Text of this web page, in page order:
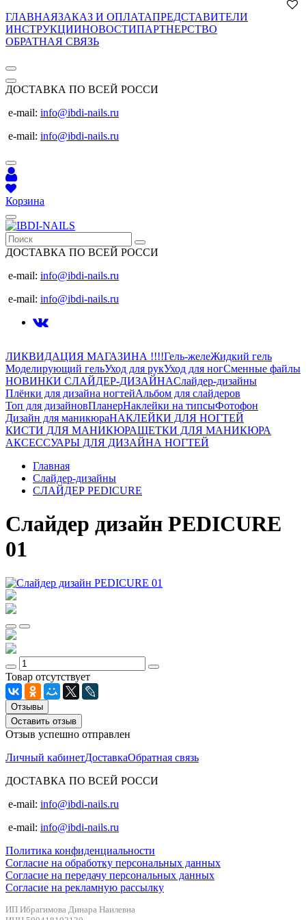
ГЛАВНАЯЗАКАЗ И ОПЛАТАПРЕДСТАВИТЕЛИ
ИНСТРУКЦИИНОВОСТИПАРТНЕРСТВО
ОБРАТНАЯ СВЯЗЬ
ДОСТАВКА ПО ВСЕЙ РОССИ
e-mail: info@ibdi-nails.ru
e-mail: info@ibdi-nails.ru
Корзина
ДОСТАВКА ПО ВСЕЙ РОССИ
e-mail: info@ibdi-nails.ru
e-mail: info@ibdi-nails.ru
ЛИКВИДАЦИЯ МАГАЗИНА !!!!Гель-желеЖидкий гель
Моделирующий гельУход для рукУход для ногСменные файлы
НОВИНКИ СЛАЙДЕР-ДИЗАЙНАСлайдер-дизайны
Плёнки для дизайна ногтейАльбом для слайдеров
Топ для дизайновПланерНаклейки на типсыФотофон
Дизайн для маникюраНАКЛЕЙКИ ДЛЯ НОГТЕЙ
КИСТИ ДЛЯ МАНИКЮРАЩЕТКИ ДЛЯ МАНИКЮРА
АКСЕССУАРЫ ДЛЯ ДИЗАЙНА НОГТЕЙ
Главная
Слайдер-дизайны
СЛАЙДЕР PEDICURE
Слайдер дизайн PEDICURE
01
Товар отсутствует
Отзывы
Оставить отзыв
Отзыв успешно отправлен
Личный кабинетДоставкаОбратная связь
ДОСТАВКА ПО ВСЕЙ РОССИ
e-mail: info@ibdi-nails.ru
e-mail: info@ibdi-nails.ru
Политика конфиденциальности
Согласие на обработку персональных данных
Согласие на передачу персональных данных
Согласие на рекламную рассылку
ИП Ибрагимова Динара Наилевна